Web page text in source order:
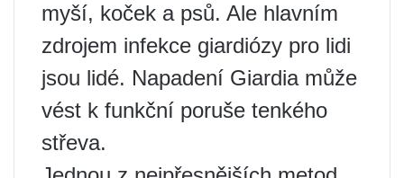
myší, koček a psů. Ale hlavním
zdrojem infekce giardiózy pro lidi
jsou lidé. Napadení Giardia může
vést k funkční poruše tenkého
střeva.